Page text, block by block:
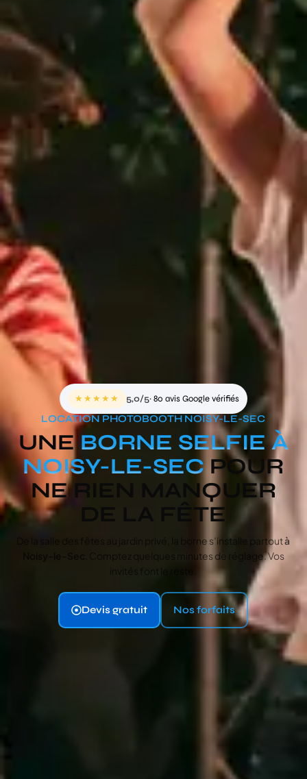
★★★★★ 5,0/5· 80 avis Google vérifiés
LOCATION PHOTOBOOTH NOISY-LE-SEC
UNE BORNE SELFIE À
NOISY-LE-SEC POUR
NE RIEN MANQUER
DE LA FÊTE
De la salle des fêtes au jardin privé, la borne s’installe partoutà
. Comptez quelques minutes de réglage. Vos
Devis gratuit Nos forfaits